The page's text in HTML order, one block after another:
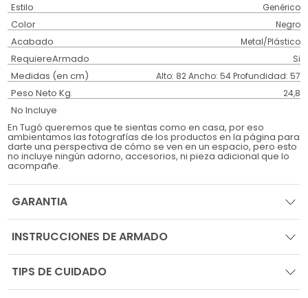
Estilo Genérico
Color Negro
Acabado Metal/Plástico
RequiereArmado Si
Medidas (en cm) Alto: 82 Ancho: 54 Profundidad: 57
Peso Neto Kg. 24,8
No Incluye
En Tugó queremos que te sientas como en casa, por eso
ambientamos las fotografías de los productos en la página para
darte una perspectiva de cómo se ven en un espacio, pero esto
no incluye ningún adorno, accesorios, ni pieza adicional que lo
acompañe.
GARANTIA
INSTRUCCIONES DE ARMADO
TIPS DE CUIDADO